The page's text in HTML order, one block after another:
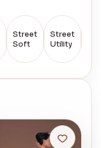
Street
Soft
Street
Utility